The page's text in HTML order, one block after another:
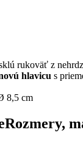
rukoväť z
hlavicu s
8,5 cm
Rozmery,